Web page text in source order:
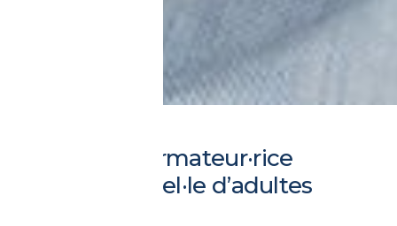
Devenez formateur·rice
professionnel·le d’adultes